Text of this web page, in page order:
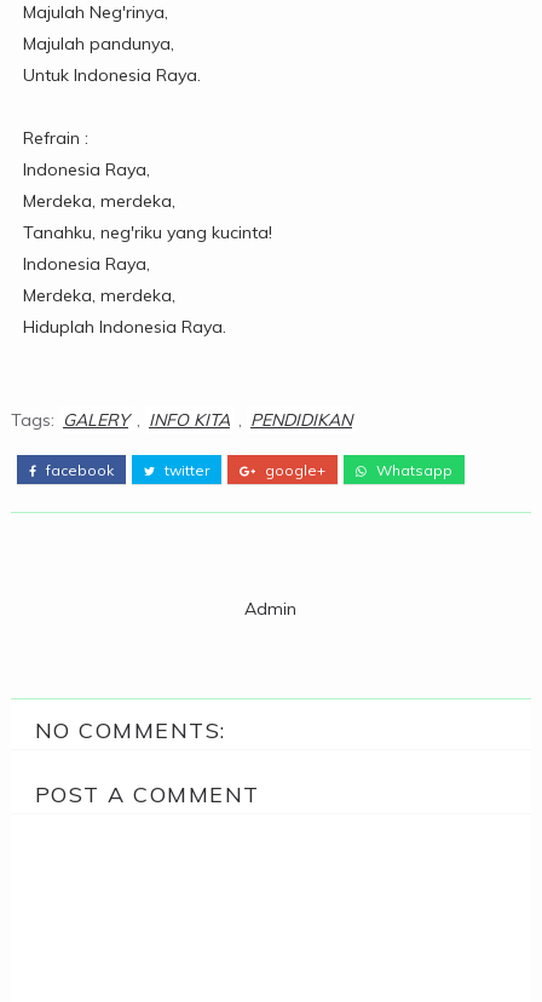
Majulah Neg'rinya,
Majulah pandunya,
Untuk Indonesia Raya.
Refrain :
Indonesia Raya,
Merdeka, merdeka,
Tanahku, neg'riku yang kucinta!
Indonesia Raya,
Merdeka, merdeka,
Hiduplah Indonesia Raya.
Tags: GALERY, INFO KITA , PENDIDIKAN
facebook twitter google+ Whatsapp
Admin
NO COMMENTS:
POST A COMMENT